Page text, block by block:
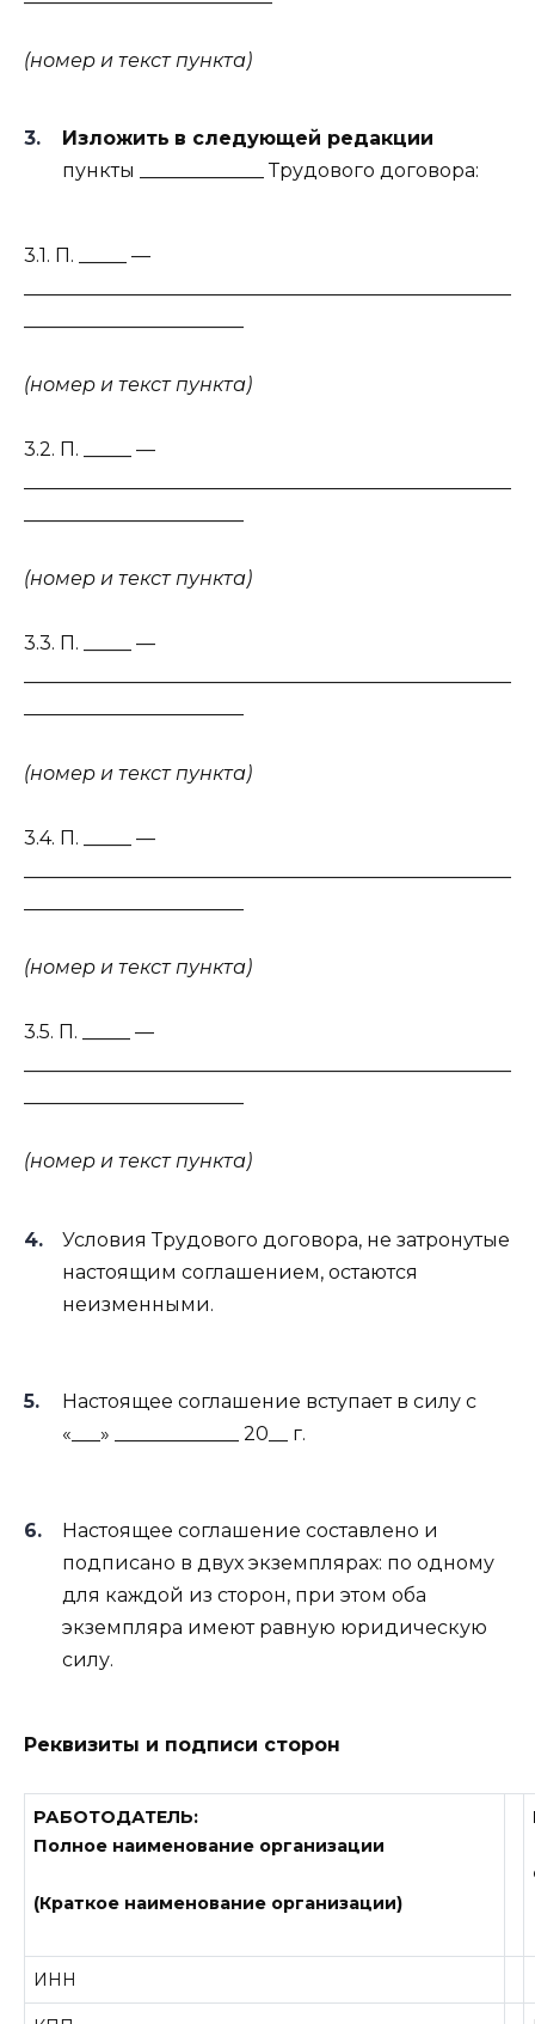
(номер и текст пункта)
Изложить в следующей редакции
пункты _____________ Трудового договора:
3.1. П. _____ —
(номер и текст пункта)
3.2. П. _____ —
(номер и текст пункта)
3.3. П. _____ —
(номер и текст пункта)
3.4. П. _____ —
(номер и текст пункта)
3.5. П. _____ —
(номер и текст пункта)
Условия Трудового договора, не затронутые
настоящим соглашением, остаются
неизменными.
Настоящее соглашение вступает в силу с
«___» _____________ 20__ г.
Настоящее соглашение составлено и
подписано в двух экземплярах: по одному
для каждой из сторон, при этом оба
экземпляра имеют равную юридическую
силу.
Реквизиты и подписи сторон
РАБОТОДАТЕЛЬ:
Полное наименование организации
(Краткое наименование организации)
ИНН